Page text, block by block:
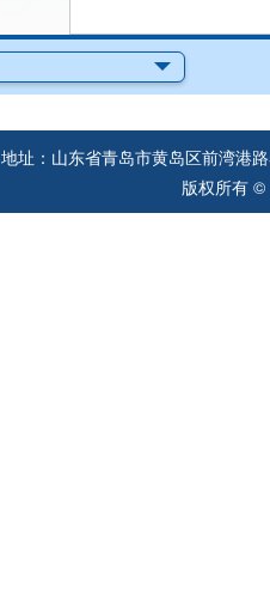
地址：山东省青岛市黄岛区前湾
版权所有 ©